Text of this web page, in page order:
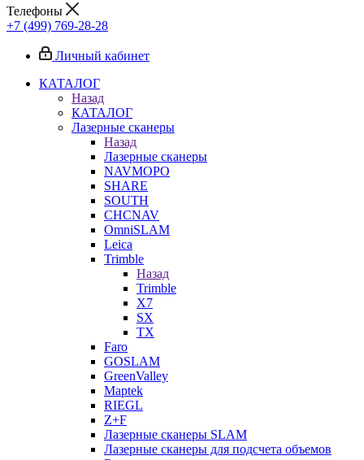
Телефоны
+7 (499) 769-28-28
Личный кабинет
КАТАЛОГ
Назад
КАТАЛОГ
Лазерные сканеры
Назад
Лазерные сканеры
NAVMOPO
SHARE
SOUTH
CHCNAV
OmniSLAM
Leica
Trimble
Назад
Trimble
X7
SX
TX
Faro
GOSLAM
GreenValley
Maptek
RIEGL
Z+F
Лазерные сканеры SLAM
Лазерные сканеры для подсчета объемов